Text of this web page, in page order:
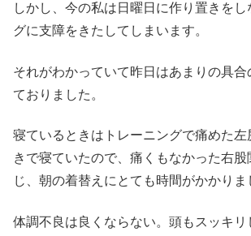
しかし、今の私は日曜日に作り置きを
グに支障をきたしてしまいます。
それがわかっていて昨日はあまりの具
ておりました。
寝ているときはトレーニングで痛めた左
きで寝ていたので、痛くもなかった右
じ、朝の着替えにとても時間がかかりま
体調不良は良くならない。頭もスッキ